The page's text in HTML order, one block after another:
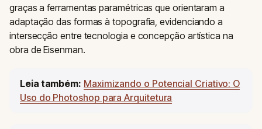
graças a ferramentas paramétricas que orientaram a
adaptação das formas à topografia, evidenciando a
intersecção entre tecnologia e concepção artística na
obra de Eisenman.
Leia também: Maximizando o Potencial Criativo: O
Uso do Photoshop para Arquitetura